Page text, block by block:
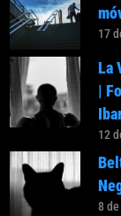
17
La
|
12
8